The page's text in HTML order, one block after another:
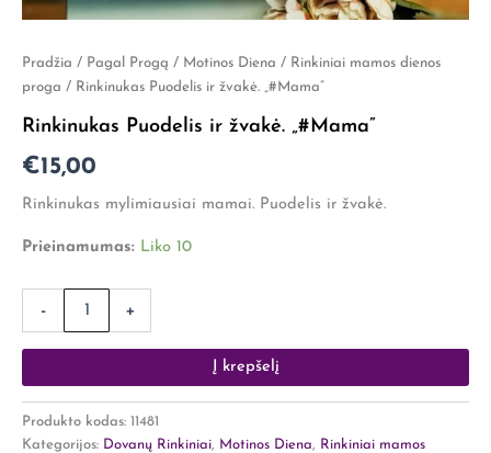
Pradžia / Pagal Progą / Motinos Diena / Rinkiniai mamos dienos
proga / Rinkinukas Puodelis ir žvakė. „#Mama”
Rinkinukas Puodelis ir žvakė. „#Mama”
€15,00
Rinkinukas mylimiausiai mamai. Puodelis ir žvakė.
Prieinamumas: Liko 10
-
produkto
kiekis:
Puodelis
žvakė.
"#Mama"
+
Į krepšelį
Produkto kodas: 11481
Kategorijos: Dovanų Rinkiniai, Motinos Diena, Rinkiniai mamos